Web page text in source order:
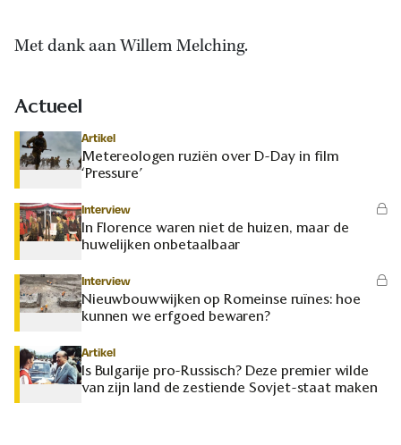
Met dank aan Willem Melching.
Actueel
Artikel
Metereologen ruziën over D-Day in film
‘Pressure’
Interview
In Florence waren niet de huizen, maar de
huwelijken onbetaalbaar
Interview
Nieuwbouwwijken op Romeinse ruïnes: hoe
kunnen we erfgoed bewaren?
Artikel
Is Bulgarije pro-Russisch? Deze premier wilde
van zijn land de zestiende Sovjet-staat maken